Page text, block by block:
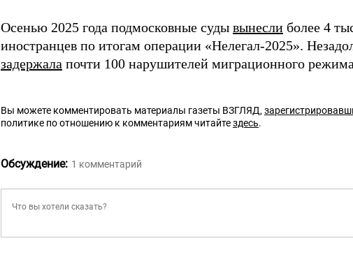
Осенью 2025 года подмосковные суды вынесли более 4
иностранцев по итогам операции «Нелегал-2025».
задержала почти 100 нарушителей миграционного
Вы можете комментировать материалы газеты ВЗГЛЯД,
политике по отношению к комментариям читайтездесь.
Обсуждение: 1 комментарий